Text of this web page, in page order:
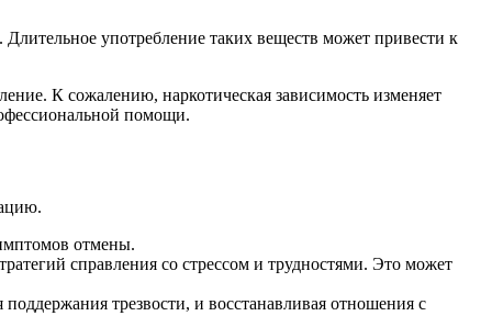
употребление таких веществ может привести к
К сожалению, наркотическая зависимость изменяет
помощи.
отмены.
справления со стрессом и трудностями. Это может
трезвости, и восстанавливая отношения с